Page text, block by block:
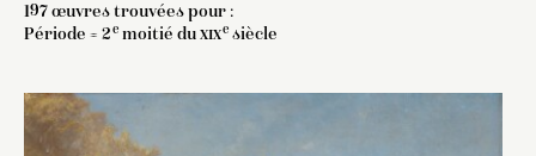
197 œuvres trouvées pour :
Période = 2e moitié duxixe siècle